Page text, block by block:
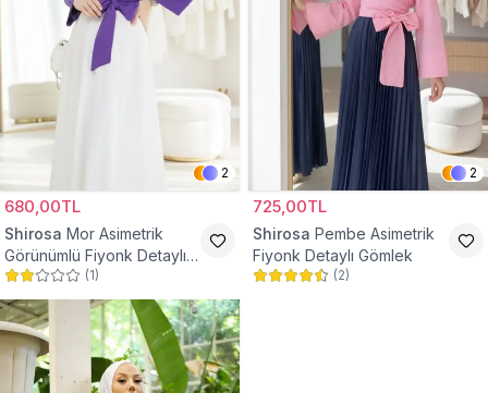
2
680,00TL
Shirosa Mor Asimetrik
Görünümlü Fiyonk Detaylı
Gömlek
(1)
2
725,00TL
Shirosa Pembe Asimetrik
Fiyonk Detaylı Gömlek
(2)